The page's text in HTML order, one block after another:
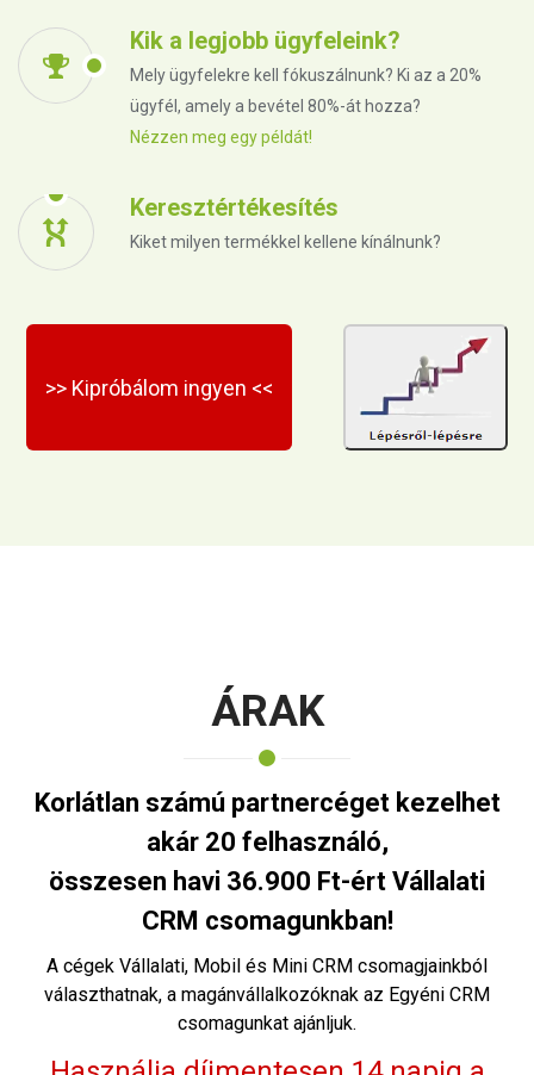
Kik a legjobb ügyfeleink?
Mely ügyfelekre kell fókuszálnunk? Ki az a 20%
ügyfél, amely a bevétel 80%-át hozza?
Nézzen meg egy példát!
Keresztértékesítés
Kiket milyen termékkel kellene kínálnunk?
>> Kipróbálom ingyen <<
ÁRAK
Korlátlan számú partnercéget kezelhet
akár 20 felhasználó,
összesen havi 36.900 Ft-ért Vállalati
CRM csomagunkban!
A cégek Vállalati, Mobil és Mini CRM csomagjainkból
választhatnak, a magánvállalkozóknak az Egyéni CRM
csomagunkat ajánljuk.